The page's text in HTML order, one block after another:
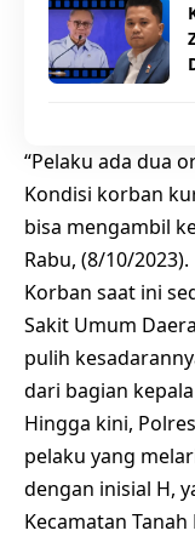
“Pelaku ada dua
Kondisi korban
bisa mengambil
Rabu, (8/10/2023).
Korban saat ini
Sakit Umum
pulih
dari bagian
Hingga kini,
pelaku yang
dengan inisial H,
Kecamatan Tanah